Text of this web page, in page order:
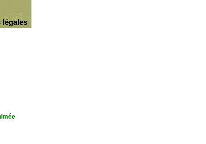
légales